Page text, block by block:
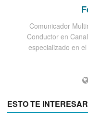
Comunicador
Conductor en
especializado en
ESTO TE